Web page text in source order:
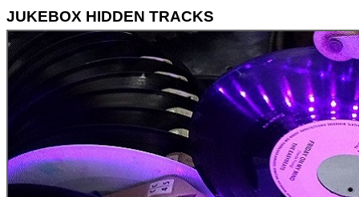
JUKEBOX HIDDEN TRACKS